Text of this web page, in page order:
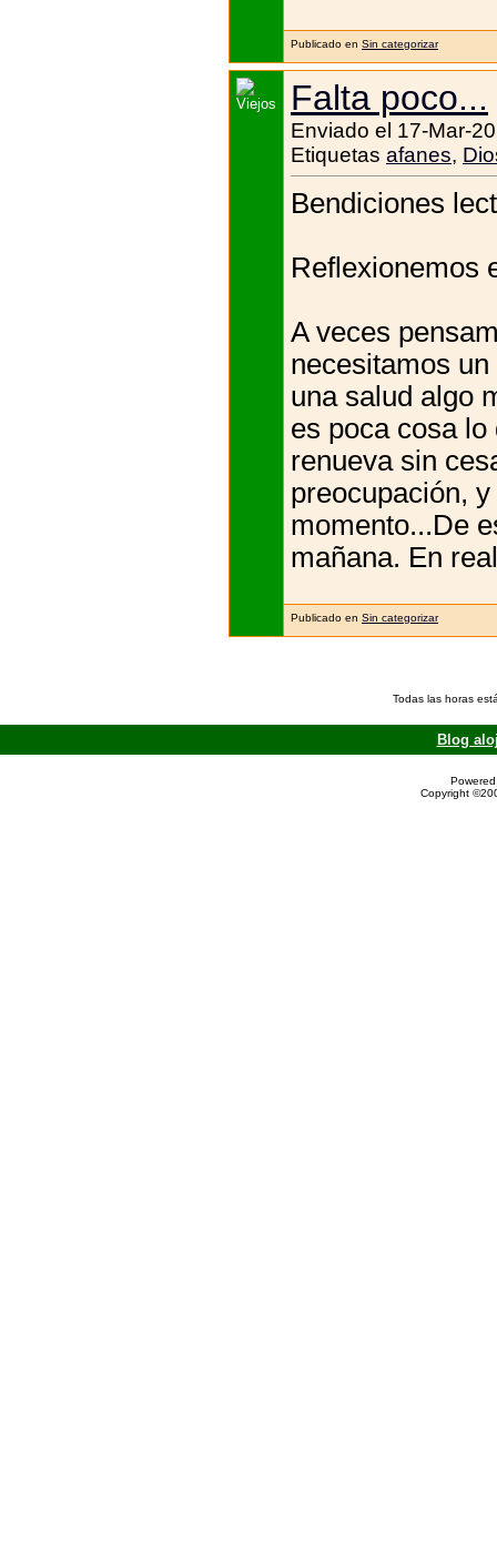
Publicado en Sin categorizar
Falta poco...
Enviado el 17-Mar-
Etiquetas afanes,
Bendiciones
Reflexionemos
A veces
necesitamos
una salud algo
es poca cosa
renueva sin
preocupación,
momento...De
mañana. En
Publicado en Sin categorizar
Todas las horas
Blog
Copyright